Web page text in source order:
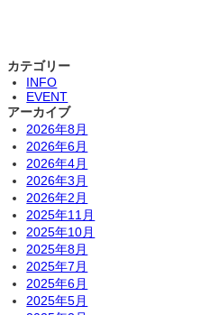
カテゴリー
INFO
EVENT
アーカイブ
2026年8月
2026年6月
2026年4月
2026年3月
2026年2月
2025年11月
2025年10月
2025年8月
2025年7月
2025年6月
2025年5月